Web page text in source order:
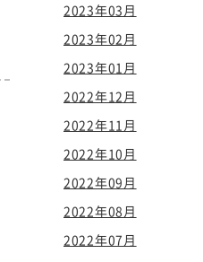
2023年03月
2023年02月
2023年01月
2022年12月
2022年11月
2022年10月
2022年09月
2022年08月
2022年07月